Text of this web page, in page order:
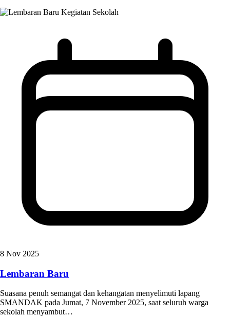
Kegiatan Sekolah
8 Nov 2025
Lembaran Baru
Suasana penuh semangat dan kehangatan menyelimuti lapang
SMANDAK pada Jumat, 7 November 2025, saat seluruh warga
sekolah menyambut…